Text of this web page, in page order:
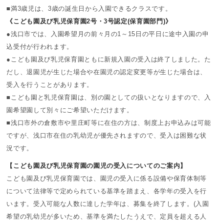
■満3歳児は、3歳の誕生日から入園できるクラスです。
《こども園及び乳児保育園2号・3号認定(保育園部門)》
●浅口市では、入園希望月の前々月の1～15日の平日に途中入園の申
込受付が行われます。
●こども園及び乳児保育園ともに新規入園の受入は終了しました。た
だし、退園児が生じた場合や在園児の認定変更等が生じた場合は、
受入を行うことがあります。
■こども園と乳児保育園は、別の園としての扱いとなりますので、入
園希望園して別々にご希望いただけます。
■浅口市外の倉敷市や里庄町等に在住の方は、制度上お申込みは可能
ですが、浅口市在住の乳幼児が優先されますので、受入は困難な状
況です。
【こども園及び乳児保育園の園児の受入についてのご案内】
こども園及び乳児保育園では、園児の受入に係る設備や保育体制等
について法律等で定められている基準を踏まえ、各学年の受入を行
います。受入可能な人数に達した学年は、募集を終了します。(入園
希望の乳幼児が多いため、基準を満たしたうえで、定員を超える人